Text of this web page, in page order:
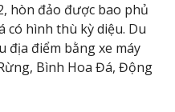
hòn đảo được bao phủ
có hình thù kỳ diệu. Du
địa điểm bằng xe máy
Bình Hoa Đá, Động